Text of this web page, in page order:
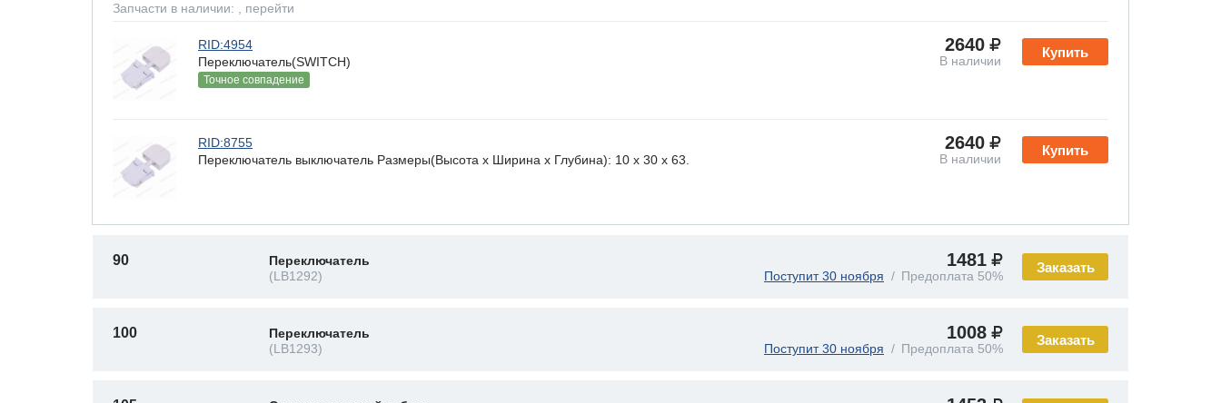
Запчасти в наличии: , перейти
Купить
RID:4954
Переключатель(SWITCH)
Точное совпадение
2640
В наличии
Купить
RID:8755
Переключатель выключатель Размеры(Высота х Ширина х Глубина): 10 x 30 х 63.
2640
В наличии
Заказать
90
Переключатель
(LB1292)
1481
Поступит 30 ноября Предоплата 50%
Заказать
100
Переключатель
(LB1293)
1008
Поступит 30 ноября Предоплата 50%